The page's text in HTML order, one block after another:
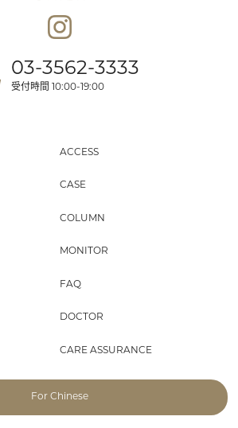
03-3562-3333
受付時間 10:00-19:00
ACCESS
CASE
COLUMN
MONITOR
FAQ
DOCTOR
CARE ASSURANCE
For Chinese